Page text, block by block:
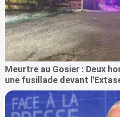
Meurtre au Gosier : Deux
une fusillade devant